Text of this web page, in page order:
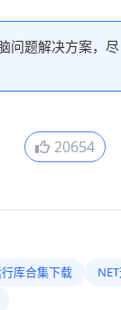
问题解决方案，尽
20654
库合集下载